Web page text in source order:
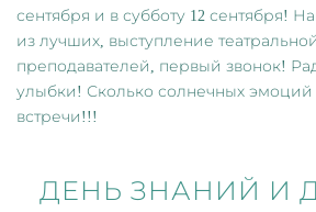
сентября и в субботу 12 сентября!
из лучших, выступление
преподавателей, первый звонок!
улыбки! Сколько солнечных эмоций
встречи!!!
ДЕНЬ ЗНАНИЙ И